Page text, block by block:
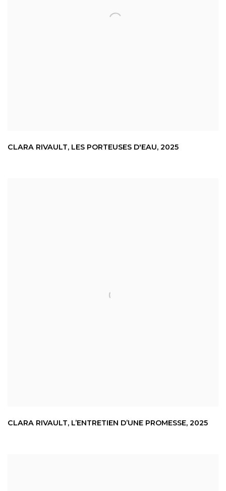
CLARA RIVAULT, LES PORTEUSES D'EAU, 2025
CLARA RIVAULT, L’ENTRETIEN D’UNE PROMESSE, 2025